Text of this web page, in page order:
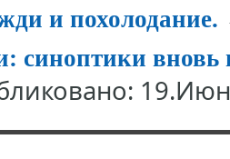
и похолодание.
синоптики